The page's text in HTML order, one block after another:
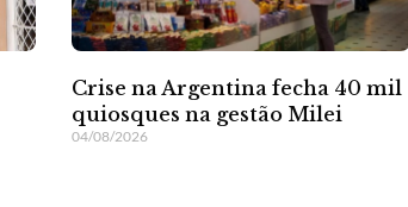
Crise na Argentina fecha 40 mil
quiosques na gestão Milei
04/08/2026